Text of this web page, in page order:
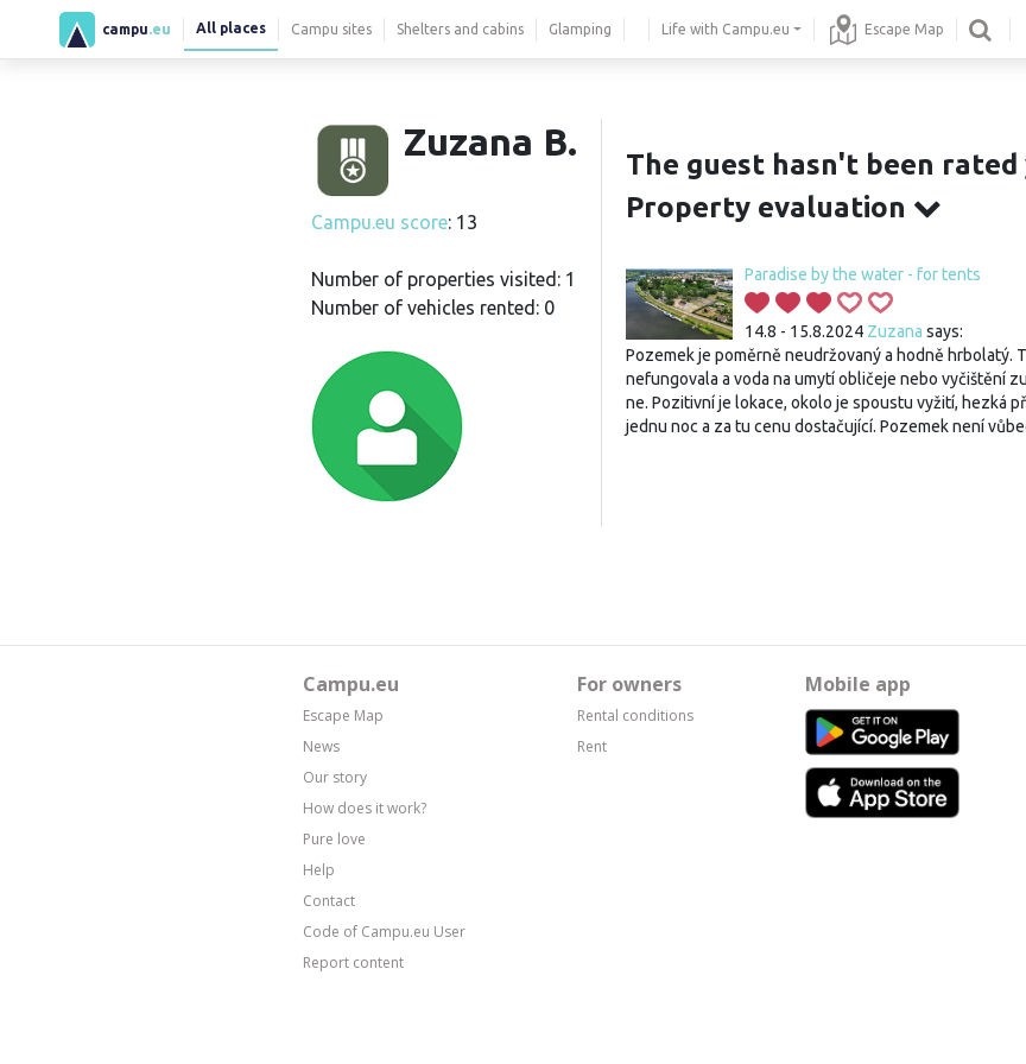
campu .eu All places Campu sites Shelters and cabins Glamping Life with Campu.eu Escape Map
Zuzana B.
Campu.eu score: 13
Number of properties visited: 1
Number of vehicles rented: 0
The guest hasn't been rated
Property evaluation
Paradise by the water - for tents
14.8 - 15.8.2024 Zuzana says:
Pozemek je poměrně neudržovaný a hodně hrbolatý.
nefungovala a voda na umytí obličeje nebo vyčištění
ne. Pozitivní je lokace, okolo je spoustu vyžití, hezká
jednu noc a za tu cenu dostačující. Pozemek není
Campu.eu
Escape Map
News
Our story
How does it work?
Pure love
Help
Contact
Code of Campu.eu User
Report content
For owners
Rental conditions
Rent
Mobile app